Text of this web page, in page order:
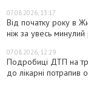
07.08.2026, 13:17
Від початку року в
ніж за увесь минулий
07.08.2026, 12:29
Подробиці ДТП на
до лікарні потрапив